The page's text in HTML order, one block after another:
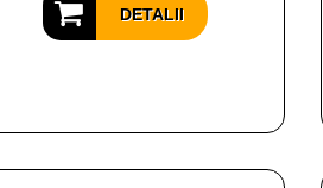
DETALII